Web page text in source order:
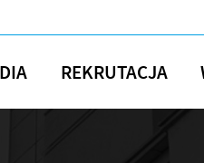
REKRUTACJA